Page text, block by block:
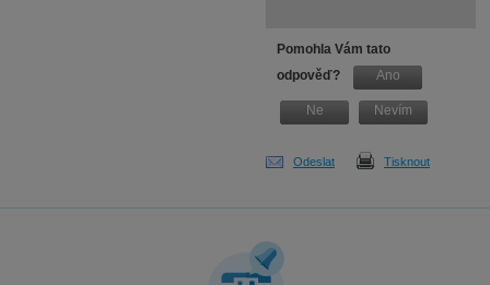
Pomohla Vám tato
odpověď?
Ano
Ne Nevím
Odeslat Tisknout